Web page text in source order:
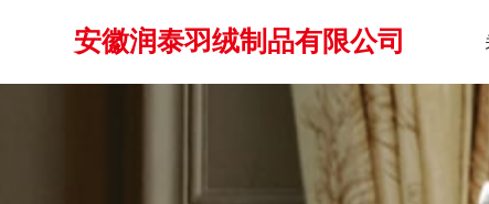
安徽润泰羽绒制品有限公司